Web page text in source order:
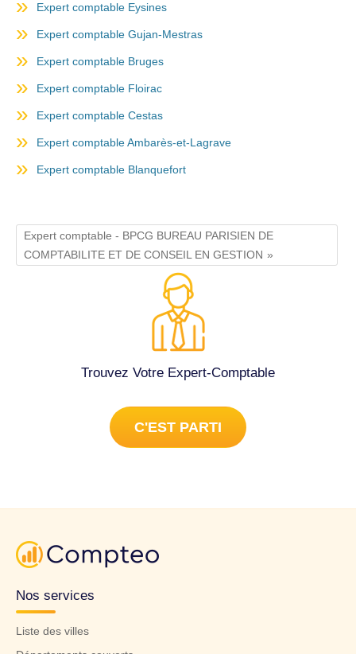
Expert comptable Eysines
Expert comptable Gujan-Mestras
Expert comptable Bruges
Expert comptable Floirac
Expert comptable Cestas
Expert comptable Ambarès-et-Lagrave
Expert comptable Blanquefort
Expert comptable - BPCG BUREAU PARISIEN DE
COMPTABILITE ET DE CONSEIL EN GESTION
Trouvez Votre Expert-Comptable
C'EST PARTI
Nos services
Liste des villes